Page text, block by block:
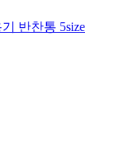
반찬통 5size